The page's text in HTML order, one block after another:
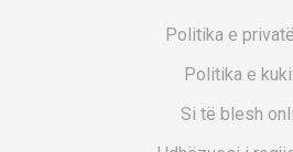
Politika e
Politika e
Si të blesh